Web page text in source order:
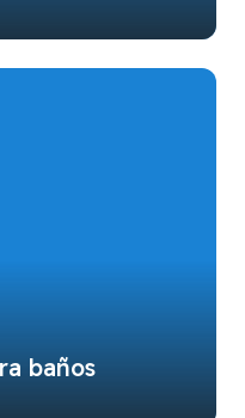
baños